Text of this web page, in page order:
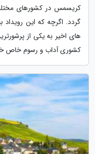
کریسمس در کشورهای
گردد. اگرچه که این رویداد
های اخیر به یکی از
کشوری آداب و رسوم خاص